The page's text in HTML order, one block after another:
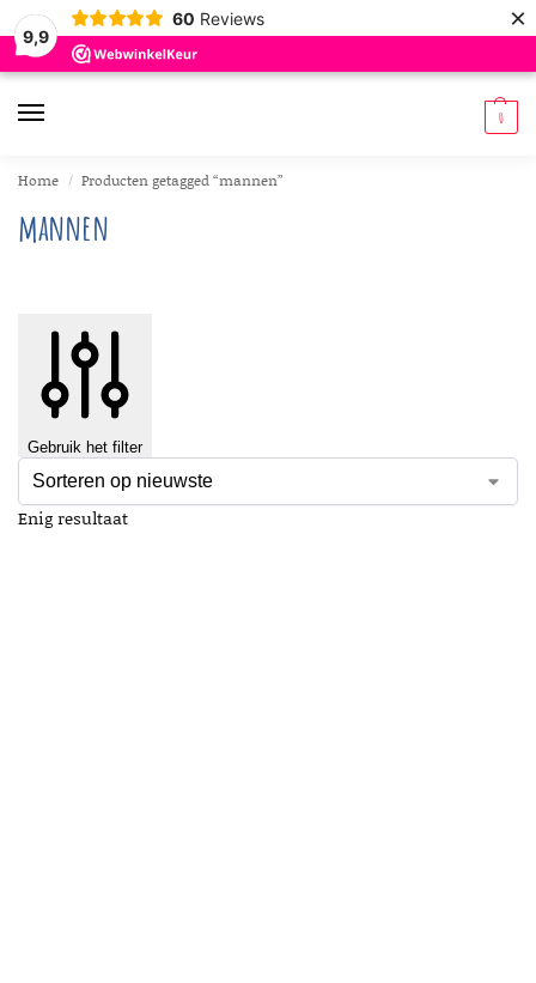
9,9
60 Reviews ×
0
Home / Producten getagged “mannen”
mannen
Gebruik het filter
Enig resultaat